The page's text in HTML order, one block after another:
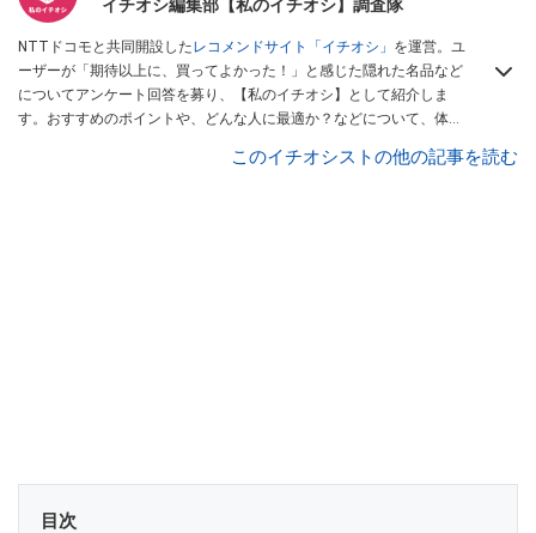
イチオシ編集部【私のイチオシ】調査隊
NTTドコモと共同開設したレコメンドサイト「イチオシ」 を運営。ユ
ーザーが「期待以上に、買ってよかった！」と感じた隠れた名品など
についてアンケート回答を募り、【私のイチオシ】として紹介しま
す。おすすめのポイントや、どんな人に最適か？などについて、体験
このイチオシストの他の記事を読む
目次